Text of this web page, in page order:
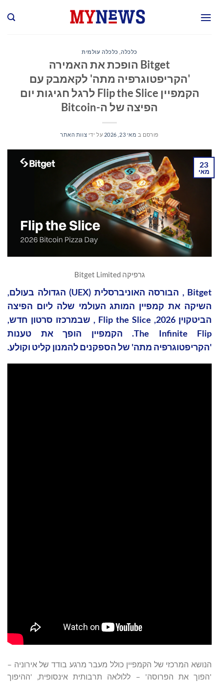
כלכלה, כלכלה עולמית
Bitget הופכת את האמירה
'הקריפטוגרפיה מתה' לקאמבק עם
הקמפיין Flip the Slice לרגל חגיגות יום
הפיצה של ה-Bitcoin
פורסם ב מאי 23, 2026 על ידי צוות האתר
23
מאי
גרפיקה Bitget Limited
Bitget , הבורסה האוניברסלית (UEX) הגדולה בעולם,
השיקה את קמפיין המותג העולמי שלה ליום הפיצה
הביטקוין 2026, Flip the Slice , שבמרכזו סרטון חדש,
The Infinite Flip. הקמפיין הופך את טענות
'הקריפטוגרפיה מתה' של הספקנים להמנון קליט וקולע.
הנושא המרכזי של הקמפיין כולל מעבר מרגע בודד של אירוניה –
'הפוך את הפרוסה' – ללולאה תרבותית אינסופית, 'ההיפוך